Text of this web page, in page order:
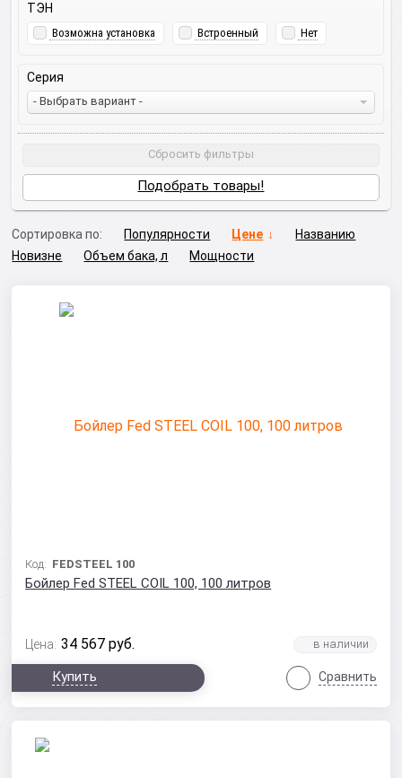
ТЭН
Возможна установка Встроенный Нет
Серия
- Выбрать вариант -
Подобрать товары!
Сбросить фильтры
Сортировка по: Популярности Цене
Названию
Новизне
Объем бака, л Мощности
Код: FEDSTEEL 100
Бойлер Fed STEEL COIL 100, 100 литров
Цена: 34 567 руб.
Купить Сравнить